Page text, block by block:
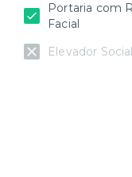
Portaria com
Facial
Elevador Social